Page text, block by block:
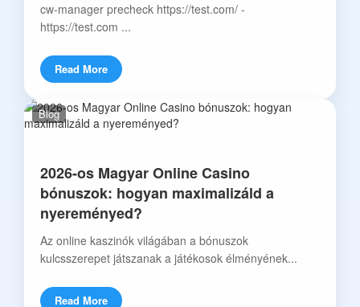
cw-manager precheck https://test.com/ -
https://test.com ...
Read More
Blog
2026-os Magyar Online Casino
bónuszok: hogyan maximalizáld a
nyereményed?
Az online kaszinók világában a bónuszok
kulcsszerepet játszanak a játékosok élményének...
Read More